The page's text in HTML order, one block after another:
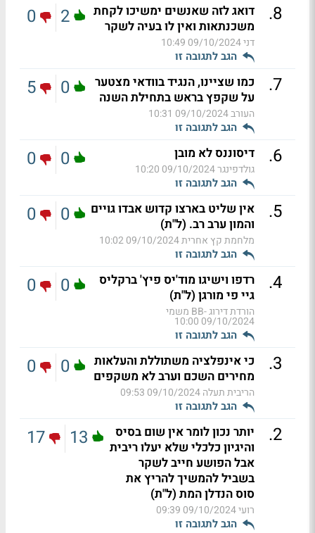
8
.
דואג לזה שאנשים ימשיכו לקחת
משכנתאות ואין לו בעיה לשקר
דני09/10/2024 10:49
הגב לתגובה זו
2
0
7
.
כמו שציינו, הנגיד בוודאי מצטער
על שקפץ בראש בתחילת השנה
העורב09/10/2024 10:31
הגב לתגובה זו
0
5
6
. דיסוננס לא מובן
גולדפינגר09/10/2024 10:20
הגב לתגובה זו
0
0
5
.
אין שליט בארצו קדוש אבדו גויים
והמון ערב רב. (ל"ת)
מלחמת קץ אחרית09/10/2024 10:02
הגב לתגובה זו
0
0
4
.
רדפו וישיגו מוד'יס פיץ' ברקליס
גיי פי מורגן (ל"ת)
הורדת דירוג -BB משמי
09/10/2024 10:00
הגב לתגובה זו
0
0
3
.
כי אינפלציה משתוללת והעלאות
מחירים השכם וערב לא משקפים
הריבית תעלה09/10/2024 09:53
הגב לתגובה זו
0
0
2
.
יותר נכון לומר אין שום בסיס
והיגיון כלכלי שלא יעלו ריבית
אבל הפושע חייב לשקר
בשביל להמשיך להריץ את
סוס הנדלן המת (ל"ת)
רועי09/10/2024 09:39
הגב לתגובה זו
13
17